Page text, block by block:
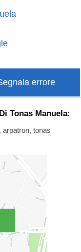
errore
Tonas Manuela:
arpatron, tonas